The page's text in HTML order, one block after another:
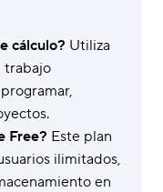
cálculo? Utiliza
trabajo
Free? Este plan
ilimitados,
en